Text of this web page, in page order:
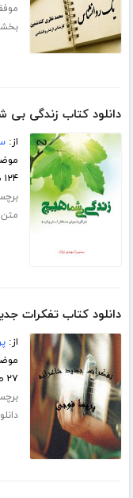
دانلود کتاب زندگی بی
از:
۱۲۴ صفحه
متن
دانلود کتاب تفکرات
از:
۲۷ صفحه